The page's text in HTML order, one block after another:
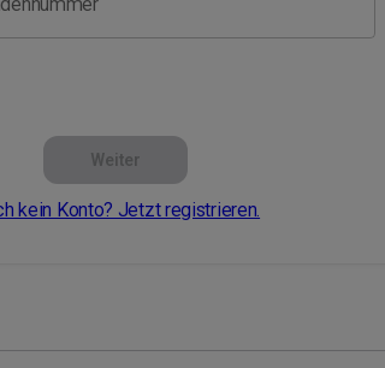
Weiter
kein Konto? Jetzt registrieren.